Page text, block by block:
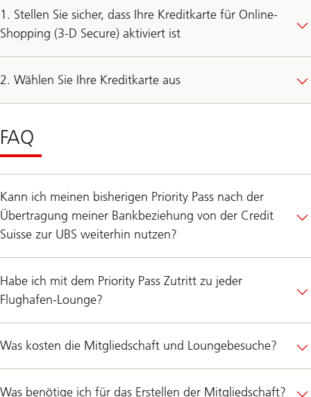
1. Stellen Sie sicher, dass Ihre Kreditkarte für Online-
Shopping (3-D Secure) aktiviert ist
2. Wählen Sie Ihre Kreditkarte aus
FAQ
Kann ich meinen bisherigen Priority Pass nach der
Übertragung meiner Bankbeziehung von der Credit
Suisse zur UBS weiterhin nutzen?
Habe ich mit dem Priority Pass Zutritt zu jeder
Flughafen-Lounge?
Was kosten die Mitgliedschaft und Loungebesuche?
Was benötige ich für das Erstellen der Mitgliedschaft?